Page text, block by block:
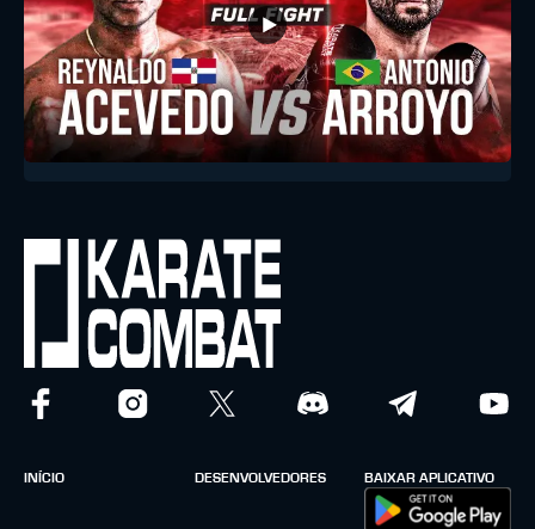
INÍCIO DESENVOLVEDORES BAIXAR APLICATIVO